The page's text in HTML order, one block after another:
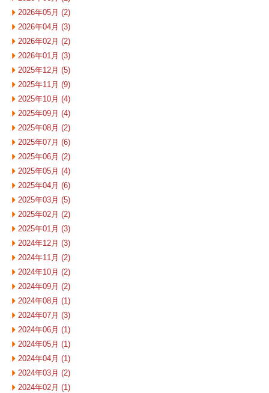
2026年05月 (2)
2026年04月 (3)
2026年02月 (2)
2026年01月 (3)
2025年12月 (5)
2025年11月 (9)
2025年10月 (4)
2025年09月 (4)
2025年08月 (2)
2025年07月 (6)
2025年06月 (2)
2025年05月 (4)
2025年04月 (6)
2025年03月 (5)
2025年02月 (2)
2025年01月 (3)
2024年12月 (3)
2024年11月 (2)
2024年10月 (2)
2024年09月 (2)
2024年08月 (1)
2024年07月 (3)
2024年06月 (1)
2024年05月 (1)
2024年04月 (1)
2024年03月 (2)
2024年02月 (1)